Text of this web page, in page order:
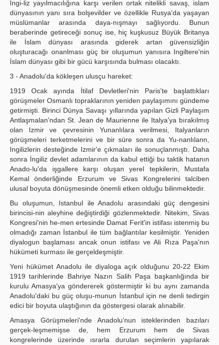
Ingi-liz yayılmacılığına karşı verilen ortak nitelikli savaş, islam
dünyasının yanı sıra bolşevilder ve özellikle Rusya'da yaşayan
müslümanlar arasında daya-nışmayı sağlıyordu. Bunun
beraberinde getireceği sonuç ise, hiç kuşkusuz Büyük Britanya
ile İslam dünyası arasında giderek artan güvensizliğin
oluşturacağı onanlması güç bir oluşumun yanısıra Ingiltere'nin
İslam dünyası gibi bir gücü karşısında bulması olacaktı.
3 - Anadolu'da kökleşen ulusçu hareket:
1919 Ocak ayında İtilaf Devletleri'nin Paris'te başlattıkları
görüşmeler Osmanlı topraklarının yeniden paylaşımını gündeme
getirmişti. Birinci Dünya Savaşı yıllarında yapılan Gizli Paylaşım
Antlaşmalan'ndan St. Jean de Maurienne ile Italya'ya bırakılmış
olan Izmir ve çevresinin Yunanlılara verilmesi, Italyanların
görüşmeleri terketmelerini ve bir süre sonra da Yu-nanlılann,
Ingilizlerin desteğinde Izmir'e çıkmaları ile sonuçlanmıştı. Daha
sonra İngiliz devlet adamlarının da kabul ettiği bu taktik hatanın
Anado-lu'da işgallere karşı oluşan yerel tepkilerin, Mustafa
Kemal önderliğinde Erzurum ve Sivas Kongrelerini talciben
ulusal boyuta dönüşmesinde önemli etken olduğu bilinmektedir.
Bu oluşumun, Istanbul ile Anadolu arasındaki güç dengesini
birincisi-nin aleyhine değiştirdiği gözlenmektedir. Nitekim, Sivas
Kongresi'nin he-men ertesinde Damat Ferit'in istifası istenmiş bu
olmadığı zaman İstanbul ile tüm bağlantılar kesilmiştir. Yeniden
diyalogun başlaması ancak onun istifası ve Ali Rıza Paşa'nın
hükümeti kurması ile gerçeldeşmiştir.
Yeni hükümet Anadolu ile diyaloga açık olduğunu 20-22 Ekim
1919 tarihlerinde Bahriye Nazın Salih Paşa başkanlığında bir
kurulu Amasya'ya göndererek göstermiştir ki bu aynı zamanda
Anadolu'daki bu güç oluşu-munun İstanbul için ne denli tedirgin
edici bir boyuta ulaştığının da göstergesi olarak alınabilir.
Amasya Görüşmeleri'nde Anadolu'nun isteklerinden bazıları
gerçek-leşmemişse de, hem Erzurum hem de Sivas
kongrelerinde üzerinde ısrarla durulan seçimlerin yapılarak